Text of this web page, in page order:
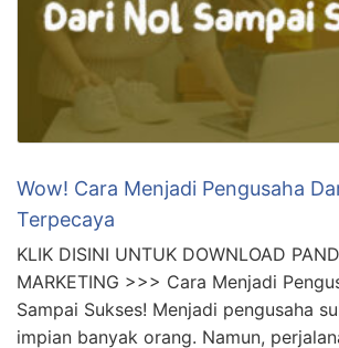
Wow! Cara Menjadi Pengusaha